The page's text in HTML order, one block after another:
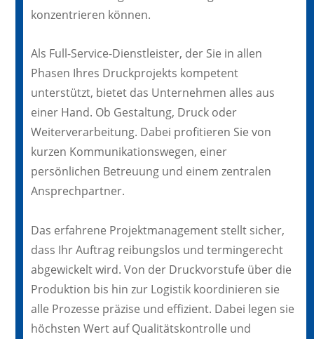
konzentrieren können.
Als Full-Service-Dienstleister, der Sie in allen
Phasen Ihres Druckprojekts kompetent
unterstützt, bietet das Unternehmen alles aus
einer Hand. Ob Gestaltung, Druck oder
Weiterverarbeitung. Dabei profitieren Sie von
kurzen Kommunikationswegen, einer
persönlichen Betreuung und einem zentralen
Ansprechpartner.
Das erfahrene Projektmanagement stellt sicher,
dass Ihr Auftrag reibungslos und termingerecht
abgewickelt wird. Von der Druckvorstufe über die
Produktion bis hin zur Logistik koordinieren sie
alle Prozesse präzise und effizient. Dabei legen sie
höchsten Wert auf Qualitätskontrolle und